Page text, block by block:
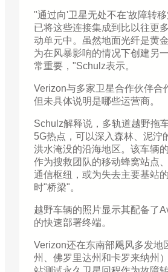
"通过向'卫星无处不在'故障转
已将这些连接集成到比以往更
动单元中。虽然地面光纤是黄
为在风暴影响的情况下创建另
常重要，"Schulz表示。
Verizon与多家卫星合作伙伴合
但未具体说明是哪些运营商。
Schulz解释说，多轨道越野拖
5G热点，可以深入森林、泥泞
洪水淹没的沿海地区。该车辆
作为搜救团队的移动蜂窝站点
通信枢纽，或为失去主要基站
时"桥梁"。
越野车辆的照片显示其配备了
的快速部署终端。
Verizon还在东南部飓风多发地
州、佛罗里达州和卡罗来纳州